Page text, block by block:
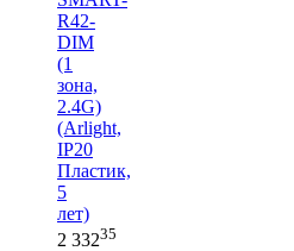
R42-
DIM
(1
зона,
2.4G)
(Arlight,
IP20
Пластик,
5
лет)
2 33235